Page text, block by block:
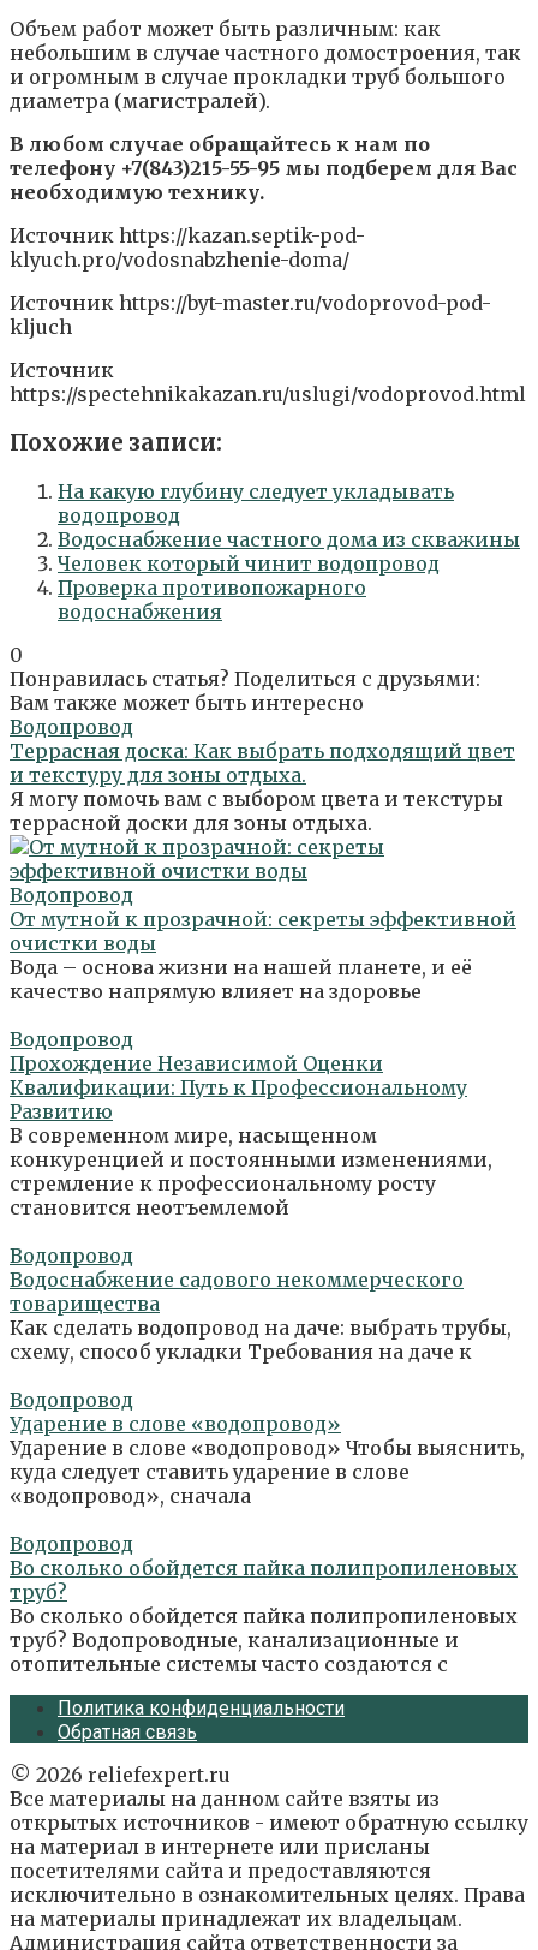
Объем работ может быть различным: как
небольшим в случае частного домостроения, так
и огромным в случае прокладки труб большого
диаметра (магистралей).
В любом случае обращайтесь к нам по
телефону +7(843)215-55-95 мы подберем для Вас
необходимую технику.
Источник https://kazan.septik-pod-
klyuch.pro/vodosnabzhenie-doma/
Источник https://byt-master.ru/vodoprovod-pod-
kljuch
Источник
https://spectehnikakazan.ru/uslugi/vodoprovod.html
Похожие записи:
На какую глубину следует укладывать
водопровод
Водоснабжение частного дома из скважины
Человек который чинит водопровод
Проверка противопожарного
водоснабжения
0
Понравилась статья? Поделиться с друзьями:
Вам также может быть интересно
Водопровод
Террасная доска: Как выбрать подходящий цвет
и текстуру для зоны отдыха.
Я могу помочь вам с выбором цвета и текстуры
террасной доски для зоны отдыха.
Водопровод
От мутной к прозрачной: секреты эффективной
очистки воды
Вода – основа жизни на нашей планете, и её
качество напрямую влияет на здоровье
Водопровод
Прохождение Независимой Оценки
Квалификации: Путь к Профессиональному
Развитию
В современном мире, насыщенном
конкуренцией и постоянными изменениями,
стремление к профессиональному росту
становится неотъемлемой
Водопровод
Водоснабжение садового некоммерческого
товарищества
Как сделать водопровод на даче: выбрать трубы,
схему, способ укладки Требования на даче к
Водопровод
Ударение в слове «водопровод»
Ударение в слове «водопровод» Чтобы выяснить,
куда следует ставить ударение в слове
«водопровод», сначала
Водопровод
Во сколько обойдется пайка полипропиленовых
труб?
Во сколько обойдется пайка полипропиленовых
труб? Водопроводные, канализационные и
отопительные системы часто создаются с
Политика конфиденциальности
Обратная связь
© 2026 reliefexpert.ru
Все материалы на данном сайте взяты из
открытых источников - имеют обратную ссылку
на материал в интернете или присланы
посетителями сайта и предоставляются
исключительно в ознакомительных целях. Права
на материалы принадлежат их владельцам.
Администрация сайта ответственности за